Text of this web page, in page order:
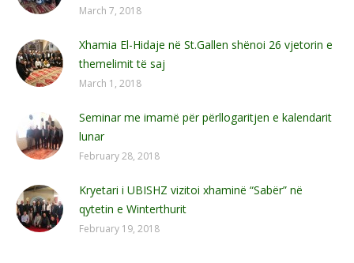
March 7, 2018
Xhamia El-Hidaje në St.Gallen shënoi 26 vjetorin e
themelimit të saj
March 1, 2018
Seminar me imamë për përllogaritjen e kalendarit
lunar
February 28, 2018
Kryetari i UBISHZ vizitoi xhaminë “Sabër” në
qytetin e Winterthurit
February 19, 2018